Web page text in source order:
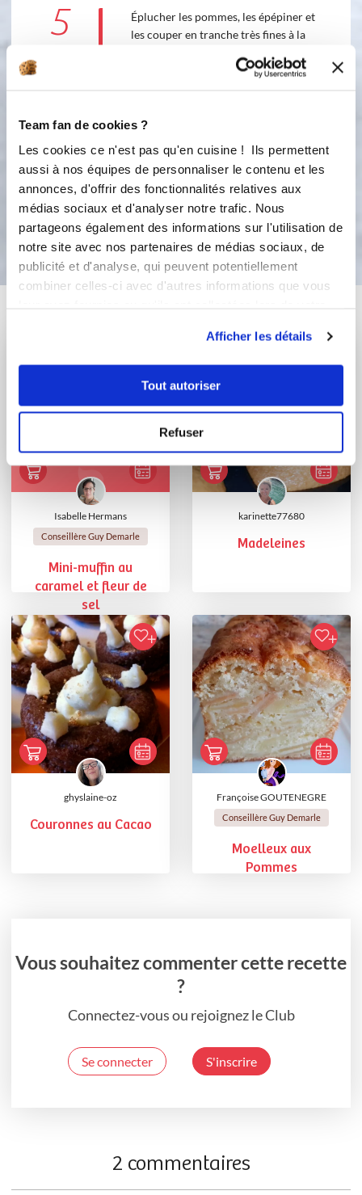
Team fan de cookies ?
Les cookies ce n'est pas qu'en cuisine ! Ils permettent
aussi à nos équipes de personnaliser le contenu et les
annonces, d'offrir des fonctionnalités relatives aux
médias sociaux et d'analyser notre trafic. Nous
partageons également des informations sur l'utilisation de
notre site avec nos partenaires de médias sociaux, de
publicité et d'analyse, qui peuvent potentiellement
combiner celles-ci avec d'autres informations que vous
Afficher les détails
Tout autoriser
Refuser
5
Éplucher les pommes, les épépiner et
les couper en tranche très fines à la
recouvrir avec votre préparation et
6
Enfourner 20 à 25 mn à 180 °C à four
chaud Variante : remplacer 2
pommes par 2 poires
Bon appétit !
Isabelle Hermans
Conseillère Guy Demarle
Mini-muffin au
caramel et fleur de
sel
karinette77680
Madeleines
ghyslaine-oz
Couronnes au Cacao
Françoise GOUTENEGRE
Conseillère Guy Demarle
Moelleux aux
Pommes
Vous souhaitez commenter cette recette
?
Connectez-vous ou rejoignez le Club
Se connecter S'inscrire
2 commentaires